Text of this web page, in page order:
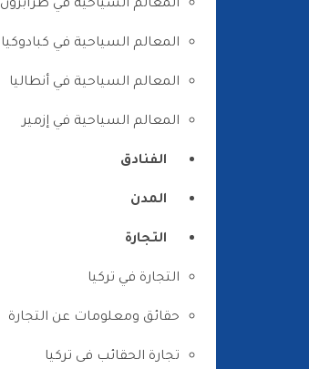
المعالم السياحية في طرابزون
المعالم السياحية في كبادوكيا
المعالم السياحية في أنطاليا
المعالم السياحية في إزمير
الفنادق
المدن
التجارة
التجارة في تركيا
حقائق ومعلومات عن التجارة
تجارة الحقائب فى تركيا